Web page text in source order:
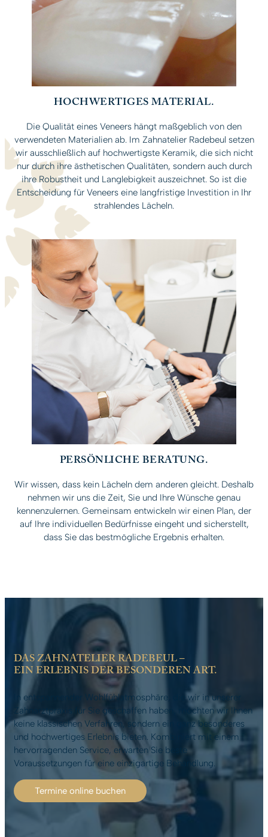
HOCHWERTIGES MATERIAL.
Die Qualität eines Veneers hängt maßgeblich von den
verwendeten Materialien ab. Im Zahnatelier Radebeul setzen
wir ausschließlich auf hochwertigste Keramik, die sich nicht
nur durch ihre ästhetischen Qualitäten, sondern auch durch
ihre Robustheit und Langlebigkeit auszeichnet. So ist die
Entscheidung für Veneers eine langfristige Investition in Ihr
strahlendes Lächeln.
PERSÖNLICHE BERATUNG.
Wir wissen, dass kein Lächeln dem anderen gleicht. Deshalb
nehmen wir uns die Zeit, Sie und Ihre Wünsche genau
kennenzulernen. Gemeinsam entwickeln wir einen Plan, der
auf Ihre individuellen Bedürfnisse eingeht und sicherstellt,
dass Sie das bestmögliche Ergebnis erhalten.
DAS ZAHNATELIER RADEBEUL –
EIN ERLEBNIS DER BESONDEREN ART.
In entspannender Wohlfühlatmosphäre, die wir in unserer
Zahnarztpraxis für Sie geschaffen haben, möchten wir Ihnen
keine klassischen Verfahren, sondern ein ganz besonderes
und hochwertiges Erlebnis bieten. Kombiniert mit einem
hervorragenden Service, erwarten Sie beste
Voraussetzungen für eine einzigartige Behandlung.
Termine online buchen